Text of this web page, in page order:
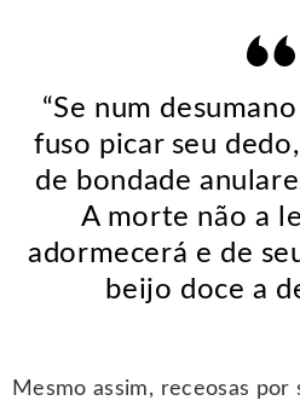
“Se num
fuso picar seu
de bondade
A morte não a
adormecerá e de
beijo doce a
Mesmo assim, receosas por